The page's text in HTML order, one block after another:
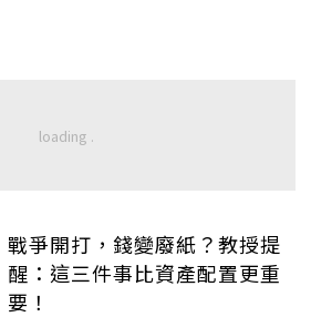
戰爭開打，錢變廢紙？教授提
醒：這三件事比資產配置更重
要！